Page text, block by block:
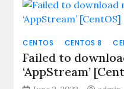
CENTOS CENTOS 8
Failed to
‘AppStream’